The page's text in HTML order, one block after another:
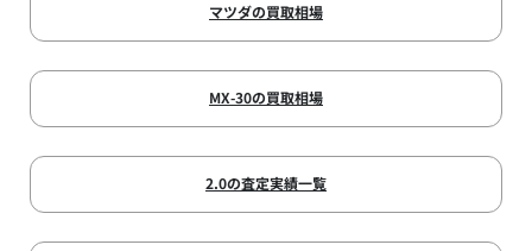
マツダの買取相場
MX-30の買取相場
2.0の査定実績一覧